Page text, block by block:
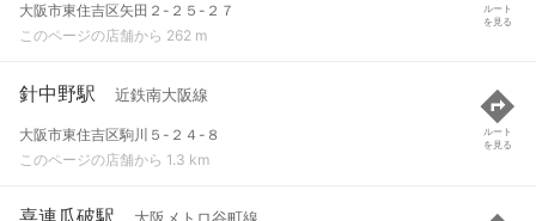
大阪市東住吉区矢田２-２５-２７
このページの店舗から 262 m
ルート
を見る
針中野駅 近鉄南大阪線
大阪市東住吉区駒川５-２４-８
このページの店舗から 1.3 km
ルート
を見る
喜連瓜破駅